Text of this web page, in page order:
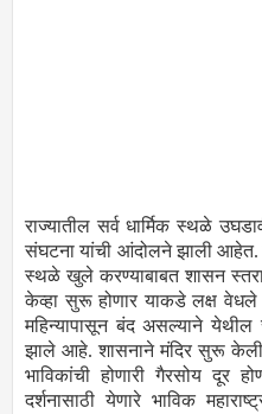
राज्यातील सर्व धार्मिक स्थळे
संघटना यांची आंदोलने झाली आहेत. या
स्थळे खुले करण्याबाबत शासन
केव्हा सुरू होणार याकडे लक्ष वेधले
महिन्यापासून बंद असल्याने येथील
झाले आहे. शासनाने मंदिर सुरू केली
भाविकांची होणारी गैरसोय दूर
दर्शनासाठी येणारे भाविक